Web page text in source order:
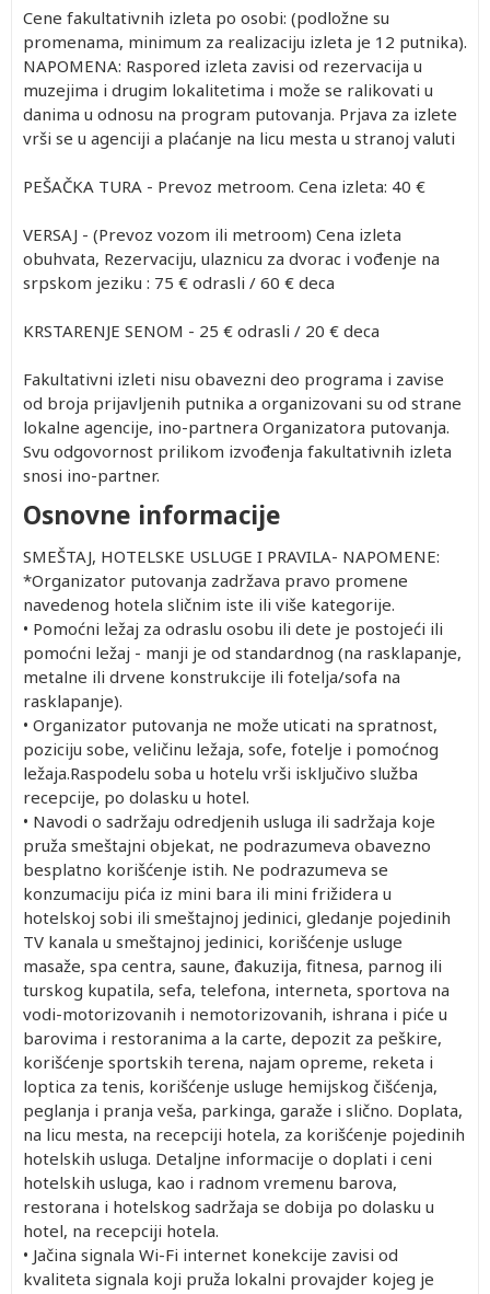
Cene fakultativnih izleta po osobi: (podložne su
promenama, minimum za realizaciju izleta je 12 putnika).
NAPOMENA: Raspored izleta zavisi od rezervacija u
muzejima i drugim lokalitetima i može se ralikovati u
danima u odnosu na program putovanja. Prjava za izlete
vrši se u agenciji a plaćanje na licu mesta u stranoj valuti
PEŠAČKA TURA - Prevoz metroom. Cena izleta: 40 €
VERSAJ - (Prevoz vozom ili metroom) Cena izleta
obuhvata, Rezervaciju, ulaznicu za dvorac i vođenje na
srpskom jeziku : 75 € odrasli / 60 € deca
KRSTARENJE SENOM - 25 € odrasli / 20 € deca
Fakultativni izleti nisu obavezni deo programa i zavise
od broja prijavljenih putnika a organizovani su od strane
lokalne agencije, ino-partnera Organizatora putovanja.
Svu odgovornost prilikom izvođenja fakultativnih izleta
snosi ino-partner.
Osnovne informacije
SMEŠTAJ, HOTELSKE USLUGE I PRAVILA- NAPOMENE:
*Organizator putovanja zadržava pravo promene
navedenog hotela sličnim iste ili više kategorije.
• Pomoćni ležaj za odraslu osobu ili dete je postojeći ili
pomoćni ležaj - manji je od standardnog (na rasklapanje,
metalne ili drvene konstrukcije ili fotelja/sofa na
rasklapanje).
• Organizator putovanja ne može uticati na spratnost,
poziciju sobe, veličinu ležaja, sofe, fotelje i pomoćnog
ležaja.Raspodelu soba u hotelu vrši isključivo služba
recepcije, po dolasku u hotel.
• Navodi o sadržaju odredjenih usluga ili sadržaja koje
pruža smeštajni objekat, ne podrazumeva obavezno
besplatno korišćenje istih. Ne podrazumeva se
konzumaciju pića iz mini bara ili mini frižidera u
hotelskoj sobi ili smeštajnoj jedinici, gledanje pojedinih
TV kanala u smeštajnoj jedinici, korišćenje usluge
masaže, spa centra, saune, đakuzija, fitnesa, parnog ili
turskog kupatila, sefa, telefona, interneta, sportova na
vodi-motorizovanih i nemotorizovanih, ishrana i piće u
barovima i restoranima a la carte, depozit za peškire,
korišćenje sportskih terena, najam opreme, reketa i
loptica za tenis, korišćenje usluge hemijskog čišćenja,
peglanja i pranja veša, parkinga, garaže i slično. Doplata,
na licu mesta, na recepciji hotela, za korišćenje pojedinih
hotelskih usluga. Detaljne informacije o doplati i ceni
hotelskih usluga, kao i radnom vremenu barova,
restorana i hotelskog sadržaja se dobija po dolasku u
hotel, na recepciji hotela.
• Jačina signala Wi-Fi internet konekcije zavisi od
kvaliteta signala koji pruža lokalni provajder kojeg je